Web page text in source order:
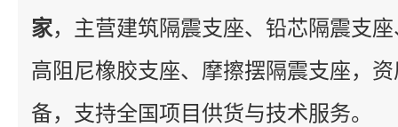
家，主营建筑隔震支座、铅芯隔震支
高阻尼橡胶支座、摩擦摆隔震支座，
备，支持全国项目供货与技术服务。